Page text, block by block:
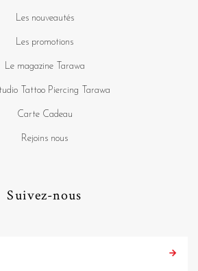
Les nouveautés
Les promotions
Le magazine Tarawa
Tattoo Piercing Tarawa
Carte Cadeau
Rejoins nous
Suivez-nous